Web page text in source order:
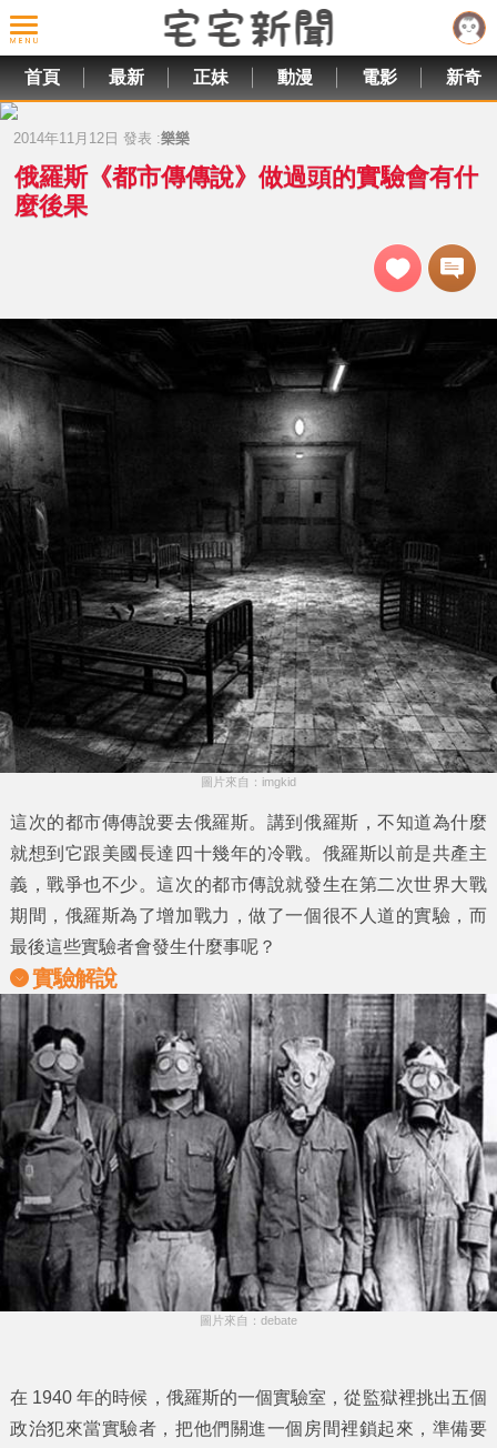
首頁 最新 正妹 動漫 電影 新奇
2014年11月12日 發表 :樂樂
俄羅斯《都市傳傳說》做過頭的實驗會有什
麼後果
圖片來自：imgkid
這次的都市傳傳說要去俄羅斯。講到俄羅斯，不知道為什麼
就想到它跟美國長達四十幾年的冷戰。俄羅斯以前是共產主
義，戰爭也不少。這次的都市傳說就發生在第二次世界大戰
期間，俄羅斯為了增加戰力，做了一個很不人道的實驗，而
最後這些實驗者會發生什麼事呢？
實驗解說
圖片來自：debate
在 1940 年的時候，俄羅斯的一個實驗室，從監獄裡挑出五個
政治犯來當實驗者，把他們關進一個房間裡鎖起來，準備要